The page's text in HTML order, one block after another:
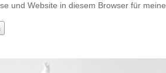
und Website in diesem Browser für